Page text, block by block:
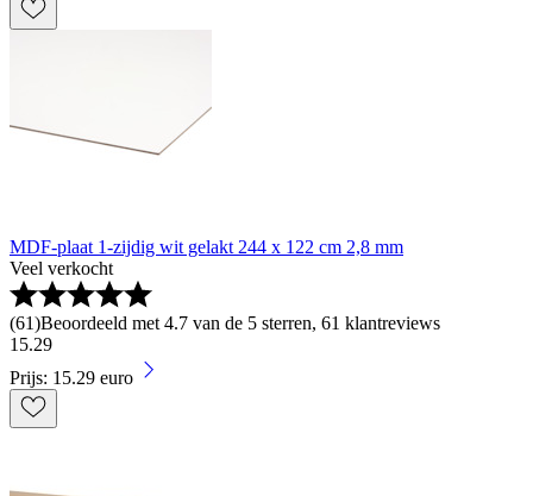
MDF-plaat 1-zijdig wit gelakt 244 x 122 cm 2,8 mm
Veel verkocht
(61)Beoordeeld met 4.7 van de 5 sterren, 61 klantreviews
15.29
Prijs: 15.29 euro